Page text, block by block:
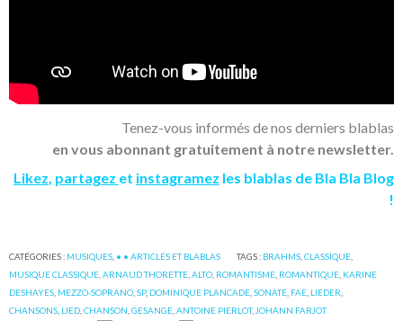
Tenez-vous informés de nos derniers blablas
en vous abonnant gratuitement à notre newsletter.
Likez, partagez et instagramez les blablas de Bla Bla Blog
!
CATÉGORIES : MUSIQUES • • ARTICLES ET BLABLAS TAGS : BRAHMS ,CLASSIQUE
MUSIQUE CLASSIQUE ,ARNAUD THORETTE ,ALTO ROMANTISME ROMANTIQUE KARINE
DESHAYES MEZZO-SOPRANO ,SP, DOMINIQUE PLANCADE ,SONATE FAE LIEDER
CHANSONS LIED ,CHANSON ,GESANGE ,ANTOINE PIERLOT, JOHANN FARJOT